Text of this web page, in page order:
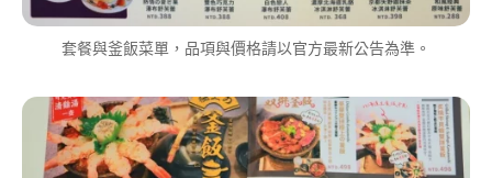
套餐與釜飯菜單，品項與價格請以官方最新公告為準。